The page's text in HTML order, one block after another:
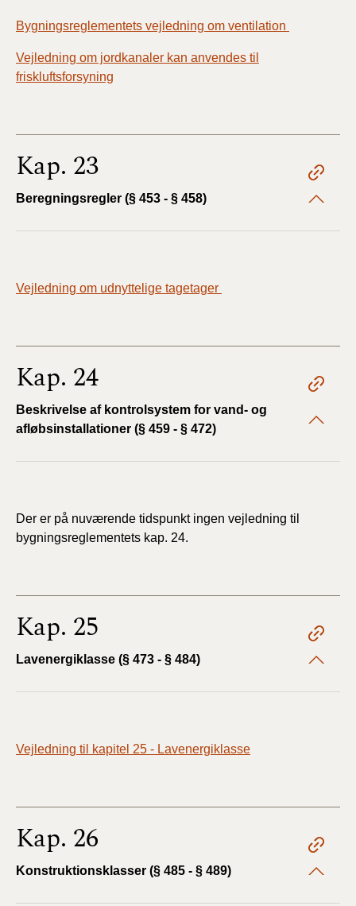
Bygningsreglementets vejledning om ventilation
Vejledning om jordkanaler kan anvendes til
friskluftsforsyning
Kap. 23
Beregningsregler (§ 453 - § 458)
Vejledning om udnyttelige tagetager
Kap. 24
Beskrivelse af kontrolsystem for vand- og
afløbsinstallationer (§ 459 - § 472)
Der er på nuværende tidspunkt ingen vejledning til
bygningsreglementets kap. 24.
Kap. 25
Lavenergiklasse (§ 473 - § 484)
Vejledning til kapitel 25 - Lavenergiklasse
Kap. 26
Konstruktionsklasser (§ 485 - § 489)